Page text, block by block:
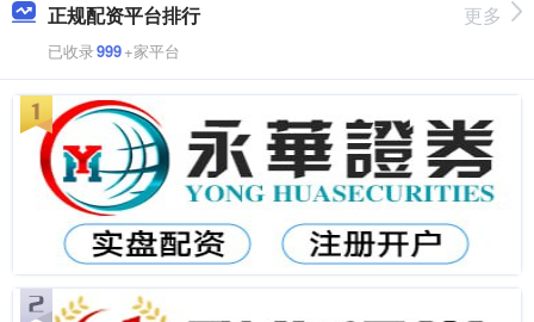
正规配资平台排行
已收录999+家平台
更多